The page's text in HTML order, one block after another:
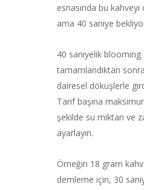
esnasında bu kahveyi
ama 40 saniye
40 saniyelik blooming
tamamlandıktan
dairesel döküşlerle
Tarif başına
şekilde su miktarı ve
ayarlayın.
Örneğin 18 gram
demleme için, 30